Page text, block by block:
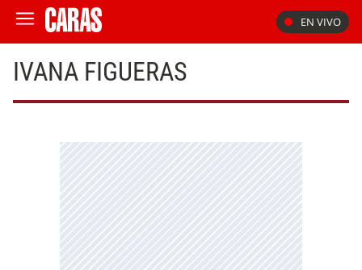
EN VIVO
IVANA FIGUERAS